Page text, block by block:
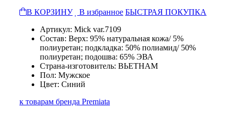
В КОРЗИНУ
В избранное БЫСТРАЯ ПОКУПКА
Артикул: Mick var.7109
Состав: Верх: 95% натуральная кожа/ 5%
полиуретан; подкладка: 50% полиамид/ 50%
полиуретан; подошва: 65% ЭВА
Страна-изготовитель: ВЬЕТНАМ
Пол: Мужское
Цвет: Синий
к товарам бренда Premiata